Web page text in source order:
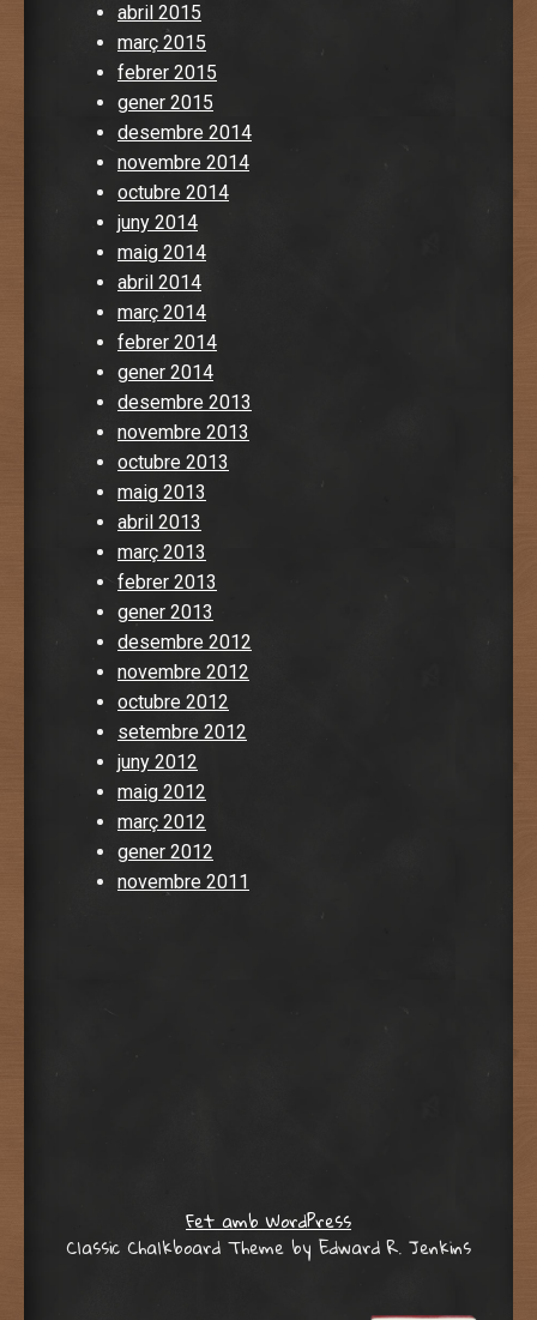
abril 2015
març 2015
febrer 2015
gener 2015
desembre 2014
novembre 2014
octubre 2014
juny 2014
maig 2014
abril 2014
març 2014
febrer 2014
gener 2014
desembre 2013
novembre 2013
octubre 2013
maig 2013
abril 2013
març 2013
febrer 2013
gener 2013
desembre 2012
novembre 2012
octubre 2012
setembre 2012
juny 2012
maig 2012
març 2012
gener 2012
novembre 2011
Fet amb WordPress
Classic Chalkboard Theme by Edward R. Jenkins